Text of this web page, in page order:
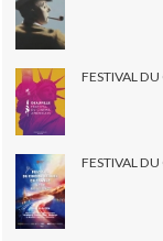
FESTIVAL
FESTIVAL